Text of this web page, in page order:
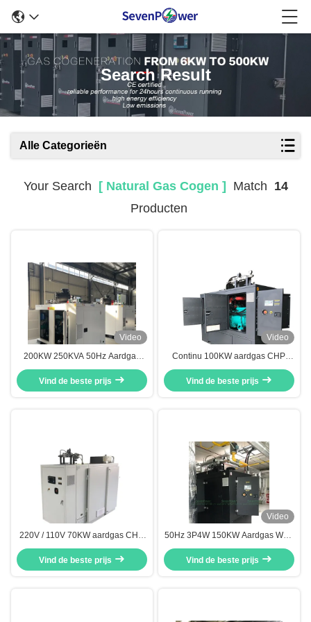
Search Result
Alle Categorieën
Your Search [ Natural Gas Cogen ] Match 14
Producten
Video
200KW 250KVA 50Hz Aardgas
WKK Hoog Totaal Rendement Met
Automatische Besturing
Vind de beste prijs
Video
Continu 100KW aardgas CHP,
Synchro CHP cogeneratie
systemen Super stille werking
Vind de beste prijs
220V / 110V 70KW aardgas CHP,
RPM1800 gecombineerde
warmte- en elektriciteitssystemen
Vind de beste prijs
Video
50Hz 3P4W 150KW Aardgas WKK
Milieuvriendelijk
Vind de beste prijs